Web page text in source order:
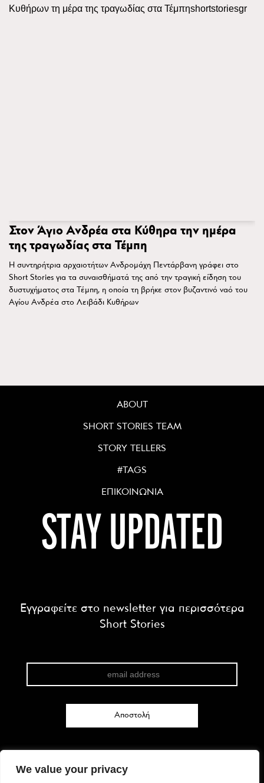
We value your privacy
Στον Άγιο Ανδρέα στα Κύθηρα την ημέρα
της τραγωδίας στα Τέμπη
Η συντηρήτρια αρχαιοτήτων Ανδρομάχη Πεντάρβανη γράφει στο
Short Stories για τα συναισθήματά της από την τραγική είδηση του
δυστυχήματος στα Τέμπη, η οποία τη βρήκε στον βυζαντινό ναό του
Αγίου Ανδρέα στο Λειβάδι Κυθήρων
ABOUT
SHORT STORIES TEAM
STORY TELLERS
#TAGS
ΕΠΙΚΟΙΝΩΝΙΑ
STAY UPDATED
Εγγραφείτε στο newsletter για περισσότερα
Short Stories
FACEBOOK